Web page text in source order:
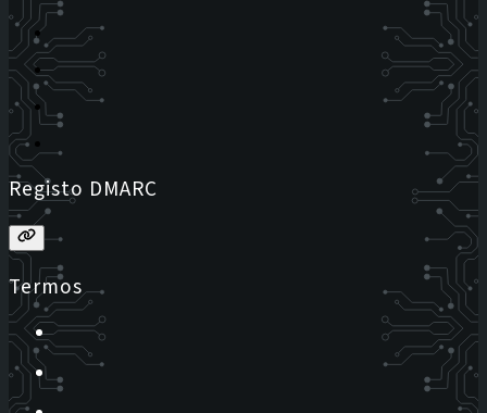
Registo DMARC
Termos